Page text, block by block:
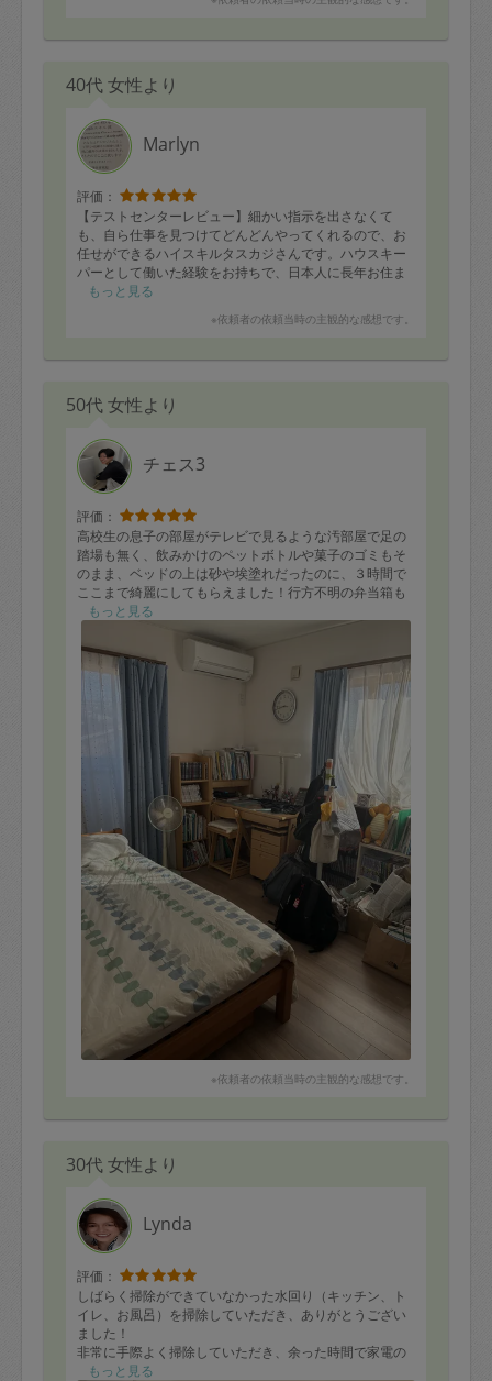
カジさんでは見逃してしまうような箇所も言わなくても
セスチェックでちゃんとコミュニケーションを取れる
と、もっと自分がお仕事をやりやすくなるでしょう。カ
バンはテーブルの上には置かずに、玄関先や入り口近く
の床に置きましょう。
▼プロセスチェック（３点）掃除用具については確認で
きていました。優先順位、必要時間等をお伝えするよう
にしましょう。
▼段取りの良さ（5点）こちらが驚くほどあっという間に
終わり、追加で倍の仕事をお願いできました。
ました。素晴らしいです。
▼主体性（5点）テキパキと主体的に動いてくださったの
▼その他：時間厳守に到着しました。手が腱鞘炎で痛い
様なら、無理せずに磨き仕事は控えるようにしてくださ
い。
なされていて、頼んでいないことまでやってくださって
仕上がりも良いです。コミュニケーション能力に長けて
ていらっしゃり、ご自身の行動や仕事の仕上がりにはと
始めは毎週木金の午前と午後の枠だけ開けるとのことな
ので、定期申し込みですぐに枠がいっぱいになるだろう
なと想像できます。ご希望の方はお早めに枠を確保され
た方がいいかと思います。保育園に通うお子様をお持ち
なので、チャイルドケアも慣れています。
作業内容: 食器洗い、掃除（キッチン、風呂場、洗面所、
階段、トイレ）を実施しました。・プロセスチェック
（５点）慣れている様子で、確認事項はすべてきっちり
最初に確認されました。・段取りの良さ（５点）効率良
い手順でどんどん進めていきました・丁寧さ（５点）と
にしっかり乾燥させてからしまってくれました。・スピ
てないひどい状況でしたが、通常の掃除と同じくらいし
く終わったので自らガスコンロの五徳や床まで拭いてく
ださいました。
40代 女性より
Marlyn
評価：
【テストセンターレビュー】細かい指示を出さなくて
も、自ら仕事を見つけてどんどんやってくれるので、お
任せができるハイスキルタスカジさんです。ハウスキー
パーとして働いた経験をお持ちで、日本人に長年お住ま
い。日本人と感覚がほとんど変わらず、細かい点まで
お任せできます。例えば、食器は適宜しまう、湿った布
んで雑巾掛けをしていたけど、キッチンの雑巾掛けは食
か。細かいところまで手が届くこの感覚が非常に心地よ
るので、薄味にするように気をつけるが、自信がない」
と仰っていましたが、お料理は丁度良い味加減でとても
美味しかったです。シンプルな３品を短時間で作ってく
れました。謙遜されていますが、お料理は得意のようで
す。
作業内容: 料理（鶏肉と野菜の炒めもの、味噌汁、サラ
ダ）、食器洗い、掃除（キッチンの後片付け、寝室４部
屋、リビング）を実施しました。・プロセスチェック（4
点）もっと自分から積極的に確認できるとさらにいいで
しょう。・段取りの良さ（５点）・丁寧さ（４点）丁寧
にできました。・スピード（５点）たくさん依頼しまし
たが、仕事が早く全部終えてくれました。・主体性（５
点）お願いしていないのに、埃だらけの扇風機を掃除し
てくれたり、階段も拭いてくれました。プラスアルファ
で色々してくださる気遣いとスキルをお持ちです。今後
の活躍が楽しみです。
もっと見る
※依頼者の依頼当時の主観的な感想です。
50代 女性より
チェス3
評価：
高校生の息子の部屋がテレビで見るような汚部屋で足の
踏場も無く、飲みかけのペットボトルや菓子のゴミもそ
のまま、ベッドの上は砂や埃塗れだったのに、３時間で
ここまで綺麗にしてもらえました！行方不明の弁当箱も
発掘されました。何処から手を付けるか、途方にくれて
いたのに、大感謝です！また是非お願いしたいです！
もっと見る
※依頼者の依頼当時の主観的な感想です。
30代 女性より
Lynda
評価：
しばらく掃除ができていなかった水回り（キッチン、ト
イレ、お風呂）を掃除していただき、ありがとうござい
ました！
非常に手際よく掃除していただき、余った時間で家電の
掃除や、床の掃除もしていただき、家中ピカピカになり
もっと見る